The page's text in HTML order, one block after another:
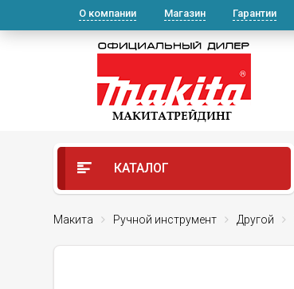
О компании Магазин Гарантии
КАТАЛОГ
Макита Ручной инструмент Другой